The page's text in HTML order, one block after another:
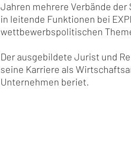
Jahren mehrere Verbände
in leitende Funktionen bei
wettbewerbspolitischen
Der ausgebildete Jurist und
seine Karriere als
Unternehmen beriet.